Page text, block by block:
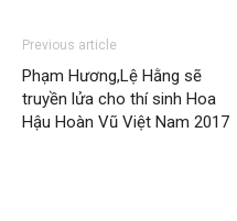
Previous article
Phạm Hương,Lệ Hằng sẽ
truyền lửa cho thí sinh Hoa
Hậu Hoàn Vũ Việt Nam 2017